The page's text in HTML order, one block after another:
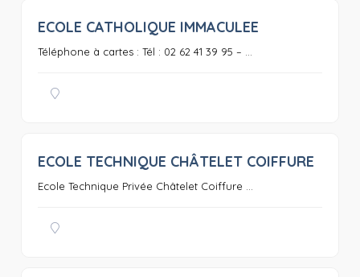
ECOLE CATHOLIQUE IMMACULEE
Téléphone à cartes : Tél : 02 62 41 39 95 – ...
0
ECOLE TECHNIQUE CHÂTELET COIFFURE
Ecole Technique Privée Châtelet Coiffure ...